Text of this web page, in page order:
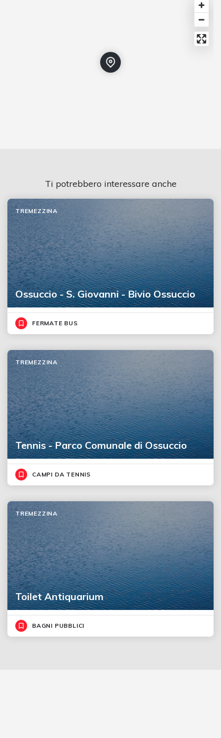
Ti potrebbero interessare anche
Ossuccio - S. Giovanni - Bivio Ossuccio
TREMEZZINA
FERMATE BUS
Tennis - Parco Comunale di Ossuccio
TREMEZZINA
CAMPI DA TENNIS
Toilet Antiquarium
TREMEZZINA
BAGNI PUBBLICI